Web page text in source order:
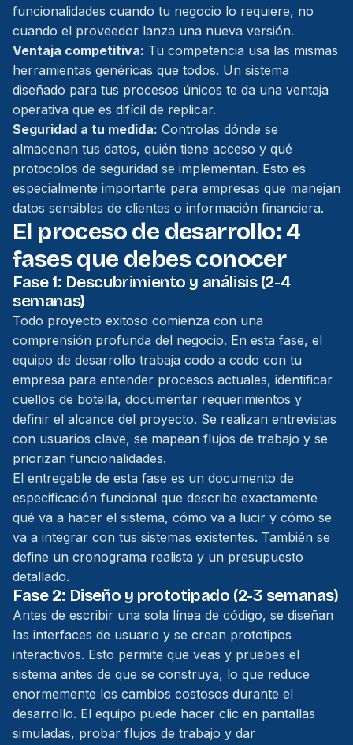
funcionalidades cuando tu negocio lo requiere, no
cuando el proveedor lanza una nueva versión.
Ventaja competitiva: Tu competencia usa las mismas
herramientas genéricas que todos. Un sistema
diseñado para tus procesos únicos te da una ventaja
operativa que es difícil de replicar.
Seguridad a tu medida: Controlas dónde se
almacenan tus datos, quién tiene acceso y qué
protocolos de seguridad se implementan. Esto es
especialmente importante para empresas que manejan
datos sensibles de clientes o información financiera.
El proceso de desarrollo: 4
fases que debes conocer
Fase 1: Descubrimiento y análisis (2-4
semanas)
Todo proyecto exitoso comienza con una
comprensión profunda del negocio. En esta fase, el
equipo de desarrollo trabaja codo a codo con tu
empresa para entender procesos actuales, identificar
cuellos de botella, documentar requerimientos y
definir el alcance del proyecto. Se realizan entrevistas
con usuarios clave, se mapean flujos de trabajo y se
priorizan funcionalidades.
El entregable de esta fase es un documento de
especificación funcional que describe exactamente
qué va a hacer el sistema, cómo va a lucir y cómo se
va a integrar con tus sistemas existentes. También se
define un cronograma realista y un presupuesto
detallado.
Fase 2: Diseño y prototipado (2-3 semanas)
Antes de escribir una sola línea de código, se diseñan
las interfaces de usuario y se crean prototipos
interactivos. Esto permite que veas y pruebes el
sistema antes de que se construya, lo que reduce
enormemente los cambios costosos durante el
desarrollo. El equipo puede hacer clic en pantallas
simuladas, probar flujos de trabajo y dar